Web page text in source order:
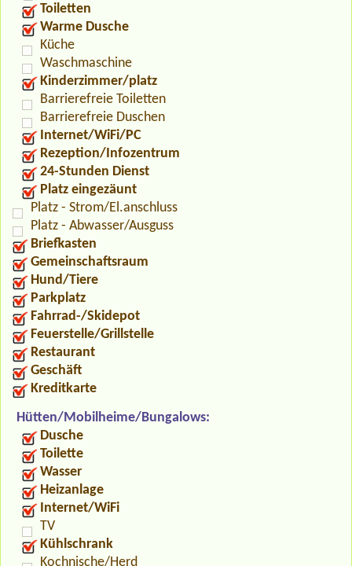
Toiletten
Warme Dusche
Küche
Waschmaschine
Kinderzimmer/platz
Barrierefreie Toiletten
Barrierefreie Duschen
Internet/WiFi/PC
Rezeption/Infozentrum
24-Stunden Dienst
Platz eingezäunt
Platz - Strom/El.anschluss
Platz - Abwasser/Ausguss
Briefkasten
Gemeinschaftsraum
Hund/Tiere
Parkplatz
Fahrrad-/Skidepot
Feuerstelle/Grillstelle
Restaurant
Geschäft
Kreditkarte
Hütten/Mobilheime/Bungalows:
Dusche
Toilette
Wasser
Heizanlage
Internet/WiFi
TV
Kühlschrank
Kochnische/Herd